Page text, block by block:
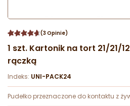
(3 Opinie)
1 szt. Kartonik na tort 21/21/
rączką
Indeks: UNI-PACK24
Pudełko przeznaczone do kontaktu z